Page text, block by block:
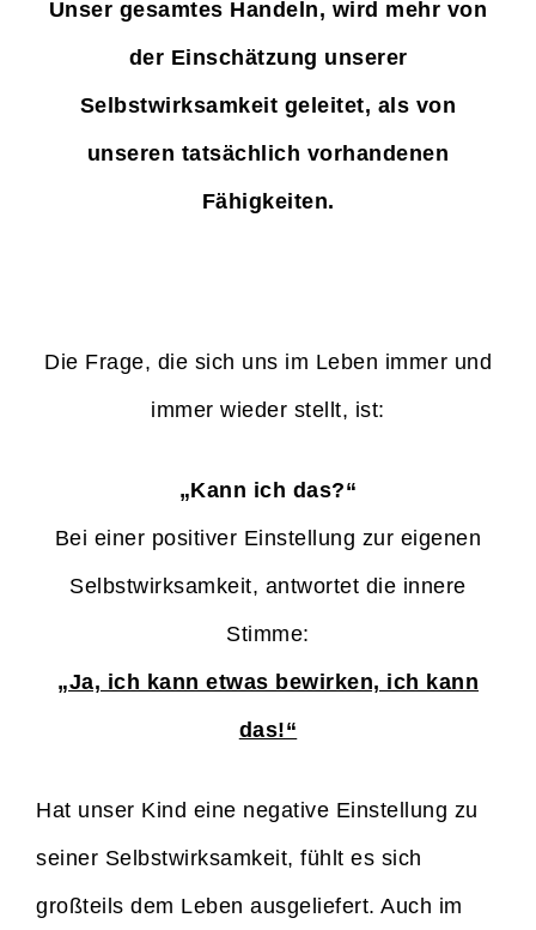
Unser gesamtes Handeln, wird mehr von
der Einschätzung unserer
Selbstwirksamkeit geleitet, als von
unseren tatsächlich vorhandenen
Fähigkeiten.
Die Frage, die sich uns im Leben immer und
immer wieder stellt, ist:
„Kann ich das?“
Bei einer positiver Einstellung zur eigenen
Selbstwirksamkeit, antwortet die innere
Stimme:
„Ja, ich kann etwas bewirken, ich kann
das!“
Hat unser Kind eine negative Einstellung zu
seiner Selbstwirksamkeit, fühlt es sich
großteils dem Leben ausgeliefert. Auch im